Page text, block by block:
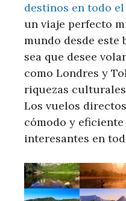
destinos en todo
un viaje perfecto
mundo desde este
sea que desee
como Londres y
riquezas
Los vuelos
cómodo y
interesantes en